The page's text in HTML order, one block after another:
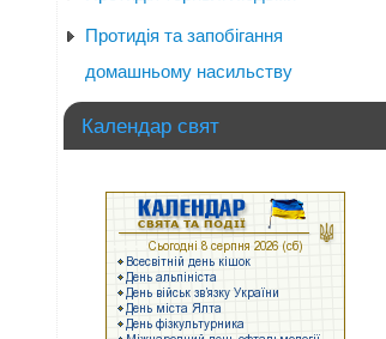
Протидія та запобігання
домашньому насильству
Календар свят